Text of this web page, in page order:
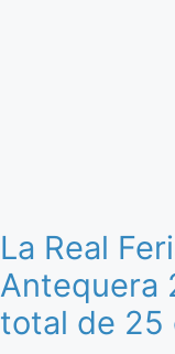
La Real
Antequera
total de 25